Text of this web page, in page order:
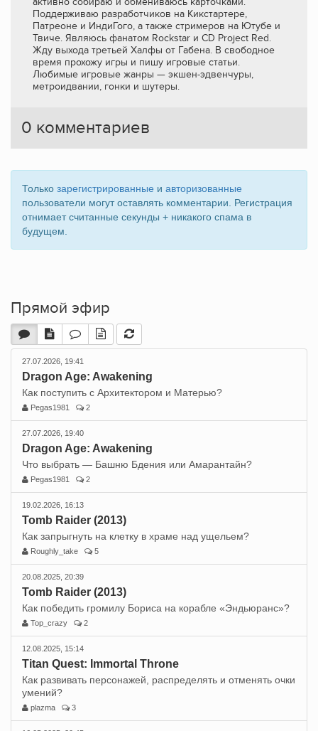
Поддерживаю разработчиков на Кикстартере,
Патреоне и ИндиГого, а также стримеров на Ютубе и
Твиче. Являюсь фанатом Rockstar и CD Project Red.
Жду выхода третьей Халфы от Габена. В свободное
время прохожу игры и пишу игровые статьи.
Любимые игровые жанры — экшен-эдвенчуры,
метроидвании, гонки и шутеры.
0 комментариев
Только зарегистрированные и авторизованные
пользователи могут оставлять комментарии. Регистрация
отнимает считанные секунды + никакого спама в
будущем.
Прямой эфир
27.07.2026, 19:41
Dragon Age: Awakening
Как поступить с Архитектором и Матерью?
Pegas1981 2
27.07.2026, 19:40
Dragon Age: Awakening
Что выбрать — Башню Бдения или Амарантайн?
Pegas1981 2
19.02.2026, 16:13
Tomb Raider (2013)
Как запрыгнуть на клетку в храме над ущельем?
Roughly_take 5
20.08.2025, 20:39
Tomb Raider (2013)
Как победить громилу Бориса на корабле «Эндьюранс»?
Top_crazy 2
12.08.2025, 15:14
Titan Quest: Immortal Throne
Как развивать персонажей, распределять и отменять очки
умений?
plazma 3